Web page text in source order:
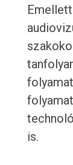
is.